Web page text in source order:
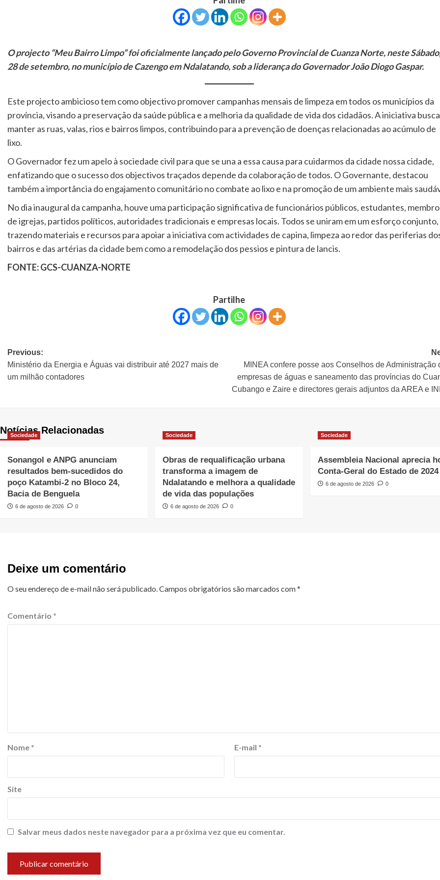
O projecto “Meu Bairro Limpo” foi oficialmente lançado pelo Governo Provincial de Cuanza Norte, neste
28 de setembro, no município de Cazengo em Ndalatando, sob a liderança do Governador João Diogo Gaspar.
Este projecto ambicioso tem como objectivo promover campanhas mensais de limpeza em todos os municípios da
província, visando a preservação da saúde pública e a melhoria da qualidade de vida dos cidadãos. A iniciativa busca
manter as ruas, valas, rios e bairros limpos, contribuindo para a prevenção de doenças relacionadas ao acúmulo de
lixo.
O Governador fez um apelo à sociedade civil para que se una a essa causa para cuidarmos da cidade nossa cidade,
enfatizando que o sucesso dos objectivos traçados depende da colaboração de todos. O Governante, destacou
também a importância do engajamento comunitário no combate ao lixo e na promoção de um ambiente mais
No dia inaugural da campanha, houve uma participação significativa de funcionários públicos, estudantes,
de igrejas, partidos políticos, autoridades tradicionais e empresas locais. Todos se uniram em um esforço conjunto,
trazendo materiais e recursos para apoiar a iniciativa com actividades de capina, limpeza ao redor das periferias
bairros e das artérias da cidade bem como a remodelação dos pessios e pintura de lancis.
FONTE: GCS-CUANZA-NORTE
Partilhe
Previous:
Ministério da Energia e Águas vai distribuir até 2027 mais de
um milhão contadores
MINEA confere posse aos Conselhos de Administração
empresas de águas e saneamento das províncias do
Cubango e Zaire e directores gerais adjuntos da AREA e
Notícias Relacionadas
Sociedade
Sonangol e ANPG anunciam
resultados bem-sucedidos do
poço Katambi-2 no Bloco 24,
Bacia de Benguela
6 de agosto de 2026 0
Sociedade
Obras de requalificação urbana
transforma a imagem de
Ndalatando e melhora a qualidade
de vida das populações
6 de agosto de 2026 0
Sociedade
Assembleia Nacional aprecia
Conta-Geral do Estado de 2024
6 de agosto de 2026 0
Deixe um comentário
O seu endereço de e-mail não será publicado. Campos obrigatórios são marcados com*
Comentário *
Nome * E-mail *
Site
Salvar meus dados neste navegador para a próxima vez que eu comentar.